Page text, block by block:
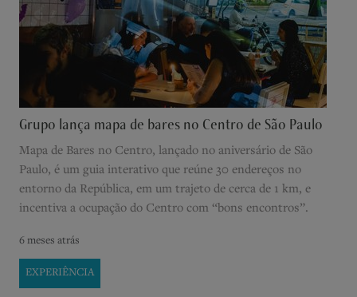
Grupo lança mapa de bares no Centro de São Paulo
Mapa de Bares no Centro, lançado no aniversário de São
Paulo, é um guia interativo que reúne 30 endereços no
entorno da República, em um trajeto de cerca de 1 km, e
incentiva a ocupação do Centro com “bons encontros”.
6 meses atrás
EXPERIÊNCIA